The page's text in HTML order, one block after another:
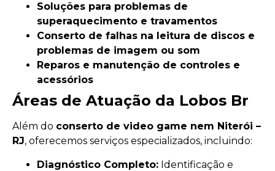
Soluções para problemas de
superaquecimento e travamentos
Conserto de falhas na leitura de discos e
problemas de imagem ou som
Reparos e manutenção de controles e
acessórios
Áreas de Atuação da Lobos Br
Além do conserto de video game nem Niterói –
RJ, oferecemos serviços especializados, incluindo:
Diagnóstico Completo: Identificação e